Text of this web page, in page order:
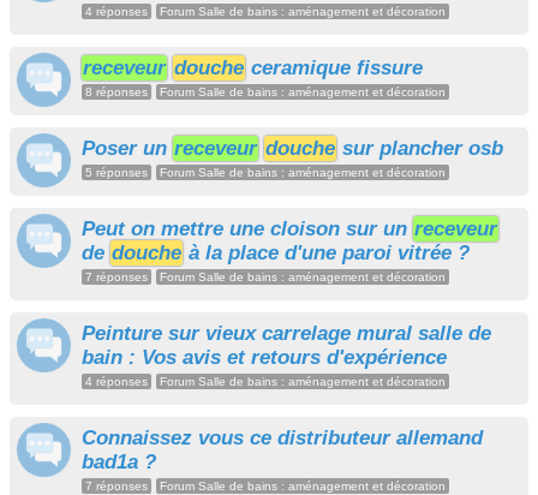
4 réponses Forum Salle de bains : aménagement et décoration
receveur douche ceramique fissure
8 réponses Forum Salle de bains : aménagement et décoration
Poser un receveur douche sur plancher osb
5 réponses Forum Salle de bains : aménagement et décoration
Peut on mettre une cloison sur un receveur
de douche à la place d'une paroi vitrée ?
7 réponses Forum Salle de bains : aménagement et décoration
Peinture sur vieux carrelage mural salle de
bain : Vos avis et retours d'expérience
4 réponses Forum Salle de bains : aménagement et décoration
Connaissez vous ce distributeur allemand
bad1a ?
7 réponses Forum Salle de bains : aménagement et décoration